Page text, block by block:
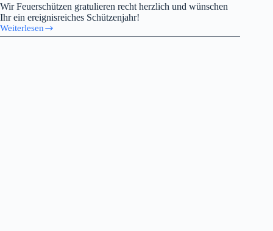
Wir Feuerschützen gratulieren recht herzlich und wünschen
Ihr ein ereignisreiches Schützenjahr!
Weiterlesen
Gesa